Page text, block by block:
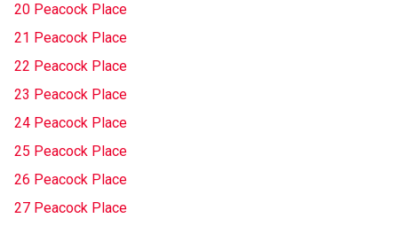
20 Peacock Place
21 Peacock Place
22 Peacock Place
23 Peacock Place
24 Peacock Place
25 Peacock Place
26 Peacock Place
27 Peacock Place